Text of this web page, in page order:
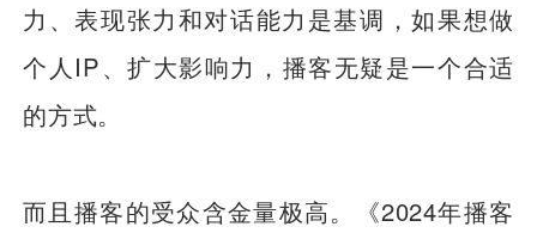
力、表现张力和对话能力是基调，如果想做
个人IP、扩大影响力，播客无疑是一个合适
的方式。
而且播客的受众含金量极高。《2024年播客